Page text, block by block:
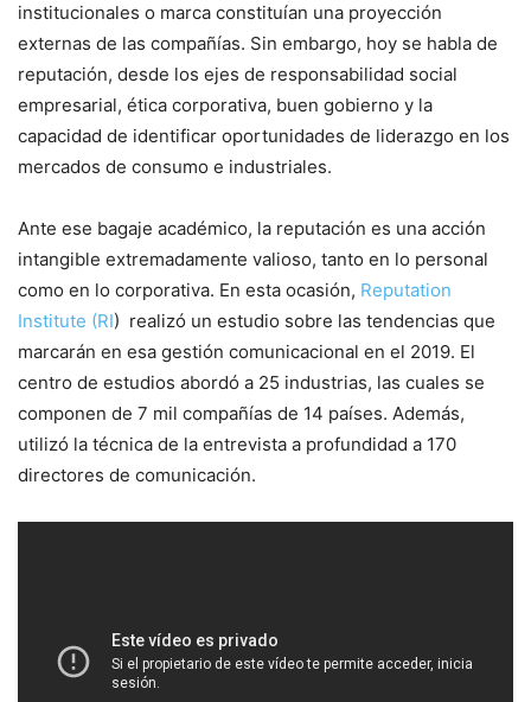
institucionales o marca constituían una proyección
externas de las compañías. Sin embargo, hoy se habla de
reputación, desde los ejes de responsabilidad social
empresarial, ética corporativa, buen gobierno y la
capacidad de identificar oportunidades de liderazgo en los
mercados de consumo e industriales.
Ante ese bagaje académico, la reputación es una acción
intangible extremadamente valioso, tanto en lo personal
como en lo corporativa. En esta ocasión, Reputation
Institute (RI) realizó un estudio sobre las tendencias que
marcarán en esa gestión comunicacional en el 2019. El
centro de estudios abordó a 25 industrias, las cuales se
componen de 7 mil compañías de 14 países. Además,
utilizó la técnica de la entrevista a profundidad a 170
directores de comunicación.